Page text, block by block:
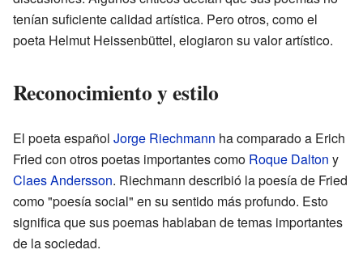
tenían suficiente calidad artística. Pero otros, como el
poeta Helmut Heissenbüttel, elogiaron su valor artístico.
Reconocimiento y estilo
El poeta español Jorge Riechmann ha comparado a Erich
Fried con otros poetas importantes como Roque Dalton y
Claes Andersson. Riechmann describió la poesía de Fried
como "poesía social" en su sentido más profundo. Esto
significa que sus poemas hablaban de temas importantes
de la sociedad.